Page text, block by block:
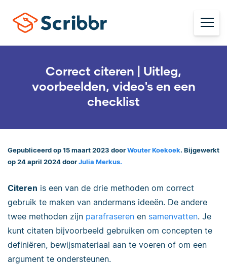
Correct citeren | Uitleg,
voorbeelden, video's en een
checklist
Gepubliceerd op 15 maart 2023 door Wouter Koekoek. Bijgewerkt
op 24 april 2024 door Julia Merkus.
Citeren is een van de drie methoden om correct
gebruik te maken van andermans ideeën. De andere
twee methoden zijn parafraseren en samenvatten. Je
kunt citaten bijvoorbeeld gebruiken om concepten te
definiëren, bewijsmateriaal aan te voeren of om een
argument te ondersteunen.